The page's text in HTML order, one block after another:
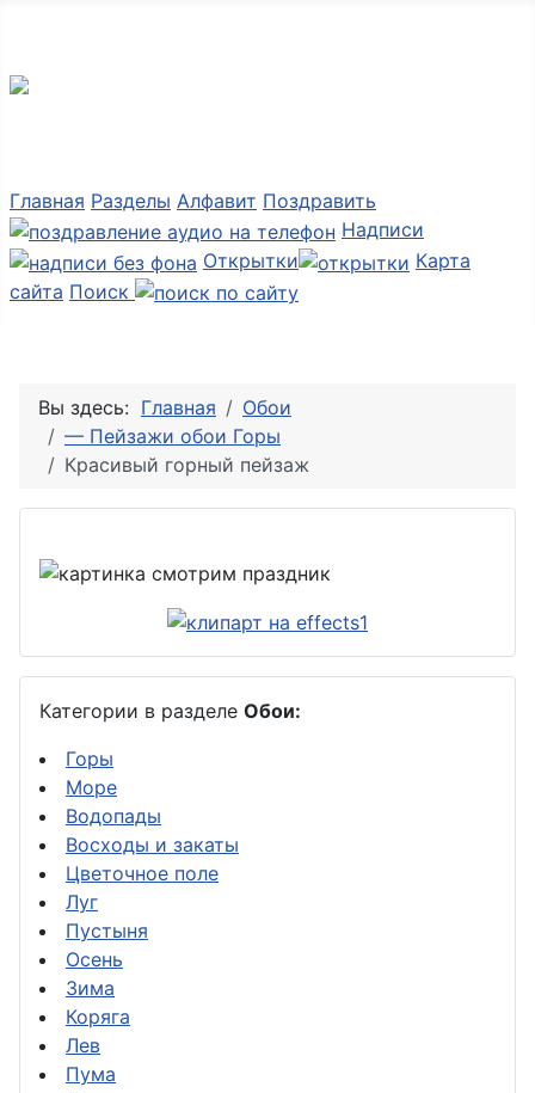
Главная Разделы Алфавит Поздравить
Надписи
Открытки
Карта
сайта Поиск
Вы здесь: Главная
Обои
— Пейзажи обои Горы
Красивый горный пейзаж
Категории в разделе Обои:
Горы
Море
Водопады
Восходы и закаты
Цветочное поле
Луг
Пустыня
Осень
Зима
Коряга
Лев
Пума